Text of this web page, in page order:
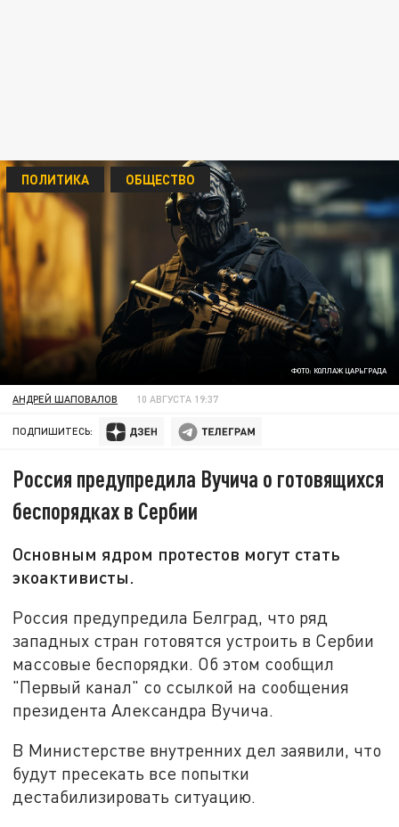
ФОТО: КОЛЛАЖ ЦАРЬГРАДА
ПОЛИТИКА ОБЩЕСТВО
АНДРЕЙ ШАПОВАЛОВ 10 АВГУСТА 19:37
ПОДПИШИТЕСЬ:
Россия предупредила Вучича о готовящихся
беспорядках в Сербии
Основным ядром протестов могут стать
экоактивисты.
Россия предупредила Белград, что ряд
западных стран готовятся устроить в Сербии
массовые беспорядки. Об этом сообщил
"Первый канал" со ссылкой на сообщения
президента Александра Вучича.
В Министерстве внутренних дел заявили, что
будут пресекать все попытки
дестабилизировать ситуацию.